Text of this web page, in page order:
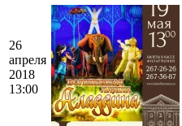
26
апреля
2018
13:00